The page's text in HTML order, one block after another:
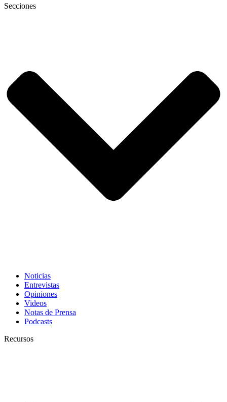
Secciones
Noticias
Entrevistas
Opiniones
Videos
Notas de Prensa
Podcasts
Recursos